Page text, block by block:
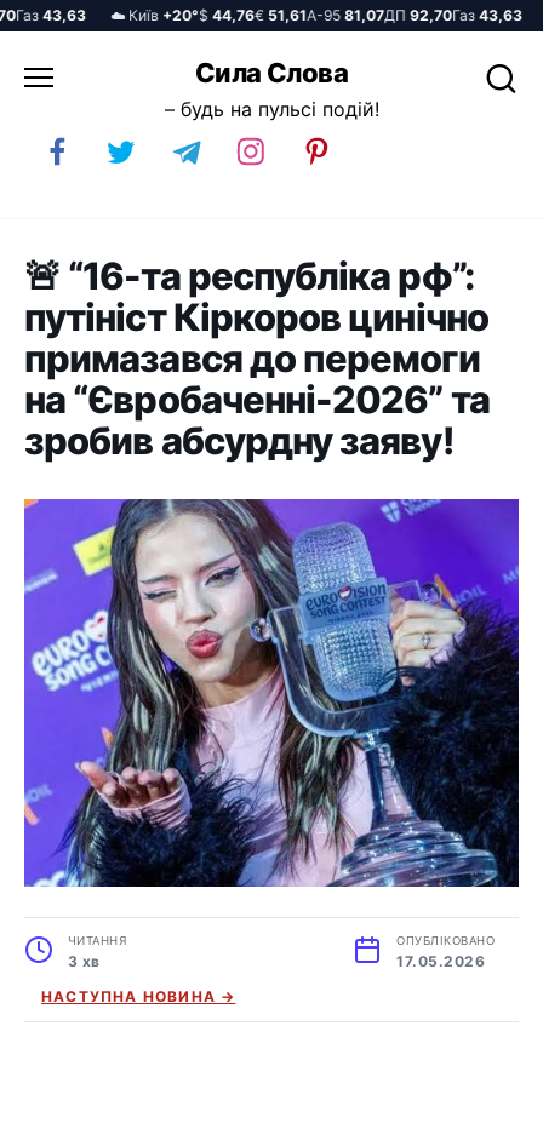
43,63 ☁️ Київ+20°$44,76€51,61А-9581,07ДП92,70Газ43,63 ☁️
до
Сила Слова
– будь на пульсі подій!
🚨 “16-та республіка рф”:
путініст Кіркоров цинічно
примазався до перемоги
на “Євробаченні-2026” та
зробив абсурдну заяву!
ЧИТАННЯ
3 хв
ОПУБЛІКОВАНО
17.05.2026
НАСТУПНА НОВИНА →